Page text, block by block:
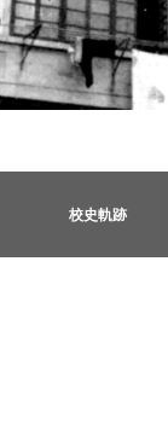
》
校史軌跡